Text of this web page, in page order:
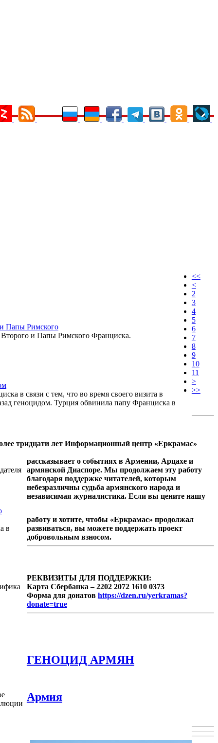
Папы Римского
и Папы Римского Франциска.
в связи с тем, что во время своего визита в
геноцидом. Турция обвинила папу Франциска в
в
<<
<
2
3
4
5
6
7
8
9
10
11
>
>>
тридцати лет Информационный центр «Еркрамас»
рассказывает о событиях в Армении, Арцахе и
армянской Диаспоре. Мы продолжаем эту работу
благодаря поддержке читателей, которым
небезразличны судьба армянского народа и
независимая журналистика. Если вы цените нашу
работу и хотите, чтобы «Еркрамас» продолжал
развиваться, вы можете поддержать проект
добровольным взносом.
РЕКВИЗИТЫ ДЛЯ ПОДДЕРЖКИ:
Карта Сбербанка – 2202 2072 1610 0373
Форма для донатов https://dzen.ru/yerkramas?
donate=true
ГЕНОЦИД АРМЯН
Армия